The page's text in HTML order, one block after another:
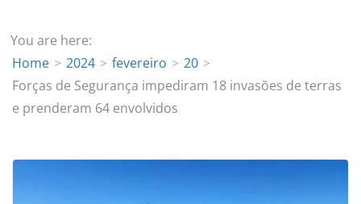
You are here:
Home
2024 fevereiro
20
Forças de Segurança impediram 18 invasões de terras
e prenderam 64 envolvidos